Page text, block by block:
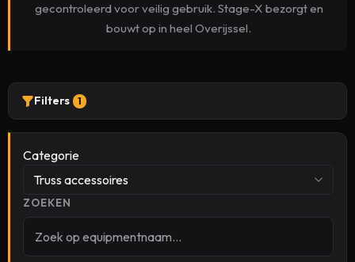
gecontroleerd voor veilig gebruik. Stage-X bezorgt en
bouwt op in heel Overijssel.
Filters 1
Categorie
Truss accessoires
ZOEKEN